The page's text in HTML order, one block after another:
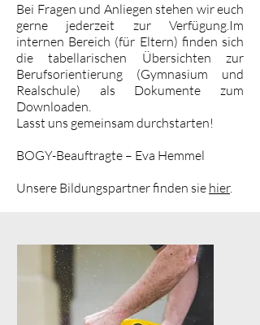
Bei Fragen und Anliegen stehen wir euch
gerne jederzeit zur Verfügung.Im
internen Bereich (für Eltern) finden sich
die tabellarischen Übersichten zur
Berufsorientierung (Gymnasium und
Realschule) als Dokumente zum
Downloaden.
Lasst uns gemeinsam durchstarten!
BOGY-Beauftragte – Eva Hemmel
Unsere Bildungspartner finden sie hier.